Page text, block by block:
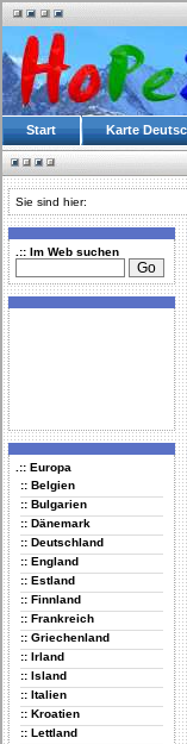
Start Karte
Sie sind hier:
.:: Im Web suchen
.:: Europa
:: Belgien
:: Bulgarien
:: Dänemark
:: Deutschland
:: England
:: Estland
:: Finnland
:: Frankreich
:: Griechenland
:: Irland
:: Island
:: Italien
:: Kroatien
:: Lettland